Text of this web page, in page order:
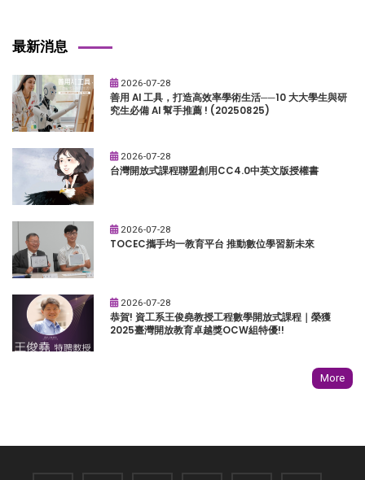
最新消息
2026-07-28
善用 AI 工具，打造高效率學術生活──10 大大學生與研
究生必備 AI 幫手推薦 ! (20250825)
2026-07-28
台灣開放式課程聯盟創用CC4.0中英文版授權書
2026-07-28
TOCEC攜手均一教育平台 推動數位學習新未來
2026-07-28
恭賀! 資工系王俊堯教授工程數學開放式課程｜榮獲
2025臺灣開放教育卓越獎OCW組特優!!
More